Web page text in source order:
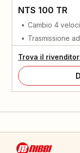
NTS 100 TR
Cambio 4
Trasmissione
Trova il